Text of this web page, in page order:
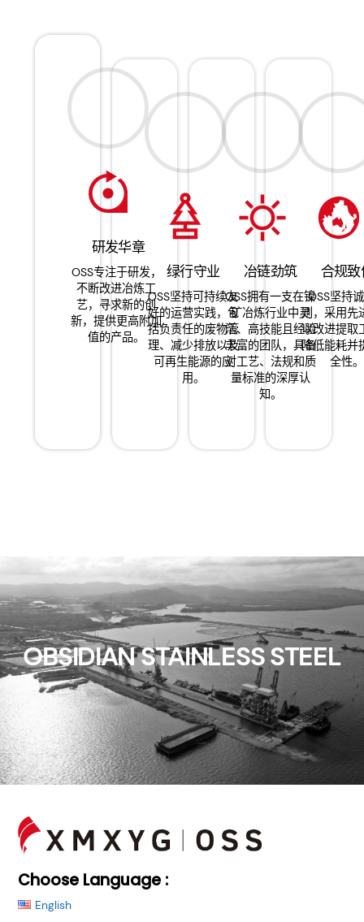
研发华章
OSS专注于研发，
不断改进冶炼工
艺，寻求新的创
新，提供更高附加
值的产品。
绿行守业
OSS坚持可持续友
好的运营实践，包
括负责任的废物管
理、减少排放以及
可再生能源的应
用。
冶链劲筑
OSS拥有一支在镍
矿冶炼行业中灵
活、高技能且经验
丰富的团队，具备
对工艺、法规和质
量标准的深厚认
知。
合规致
OSS坚持
则，采用先
以改进提取
降低能耗并
全性。
OBSIDIAN STAINLESS STEEL
Top
Choose Language :
English